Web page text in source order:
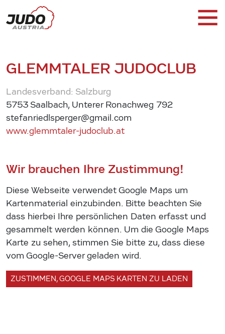
GLEMMTALER JUDOCLUB
Landesverband: Salzburg
5753 Saalbach, Unterer Ronachweg 792
stefanriedlsperger@gmail.com
www.glemmtaler-judoclub.at
Wir brauchen Ihre Zustimmung!
Diese Webseite verwendet Google Maps um
Kartenmaterial einzubinden. Bitte beachten Sie
dass hierbei Ihre persönlichen Daten erfasst und
gesammelt werden können. Um die Google Maps
Karte zu sehen, stimmen Sie bitte zu, dass diese
vom Google-Server geladen wird.
ZUSTIMMEN, GOOGLE MAPS KARTEN ZU LADEN